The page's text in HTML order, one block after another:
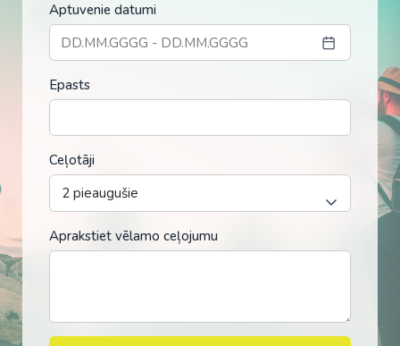
Aptuvenie datumi
Epasts
Ceļotāji
Aprakstiet vēlamo ceļojumu